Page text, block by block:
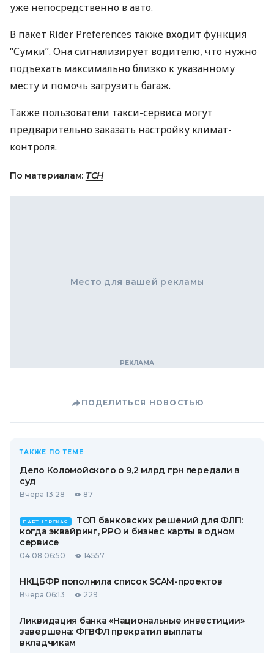
уже непосредственно в авто.
В пакет Rider Preferences также входит функция
“Сумки”. Она сигнализирует водителю, что нужно
подъехать максимально близко к указанному
месту и помочь загрузить багаж.
Также пользователи такси-сервиса могут
предварительно заказать настройку климат-
контроля.
По материалам: ТСН
Место для вашей рекламы
ПОДЕЛИТЬСЯ НОВОСТЬЮ
ТАКЖЕ ПО ТЕМЕ
Дело Коломойского о 9,2 млрд грн передали в
суд
Вчера 13:28 87
ПАРТНЕРСКАЯ
ТОП банковских решений для ФЛП:
когда эквайринг, РРО и бизнес карты в одном
сервисе
04.08 06:50 14557
НКЦБФР пополнила список SCAM-проектов
Вчера 06:13 229
Ликвидация банка «Национальные инвестиции»
завершена: ФГВФЛ прекратил выплаты
вкладчикам